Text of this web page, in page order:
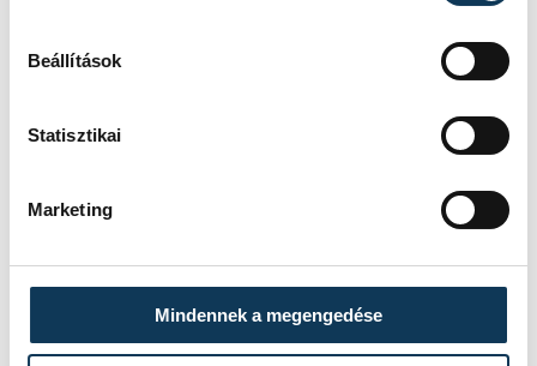
Beállítások
Statisztikai
Marketing
Mindennek a megengedése
Veszprémi Honvéd Sportegyesület
SZERZŐ
vehir.hu